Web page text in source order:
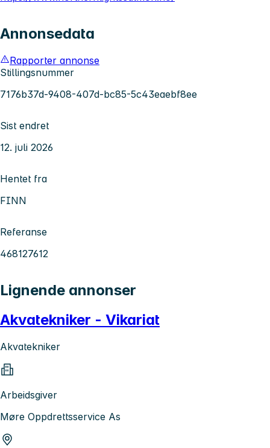
Annonsedata
Rapporter annonse
Stillingsnummer
7176b37d-9408-407d-bc85-5c43eaebf8ee
Sist endret
12. juli 2026
Hentet fra
FINN
Referanse
468127612
Lignende annonser
Akvatekniker - Vikariat
Akvatekniker
Arbeidsgiver
Møre Oppdrettsservice As